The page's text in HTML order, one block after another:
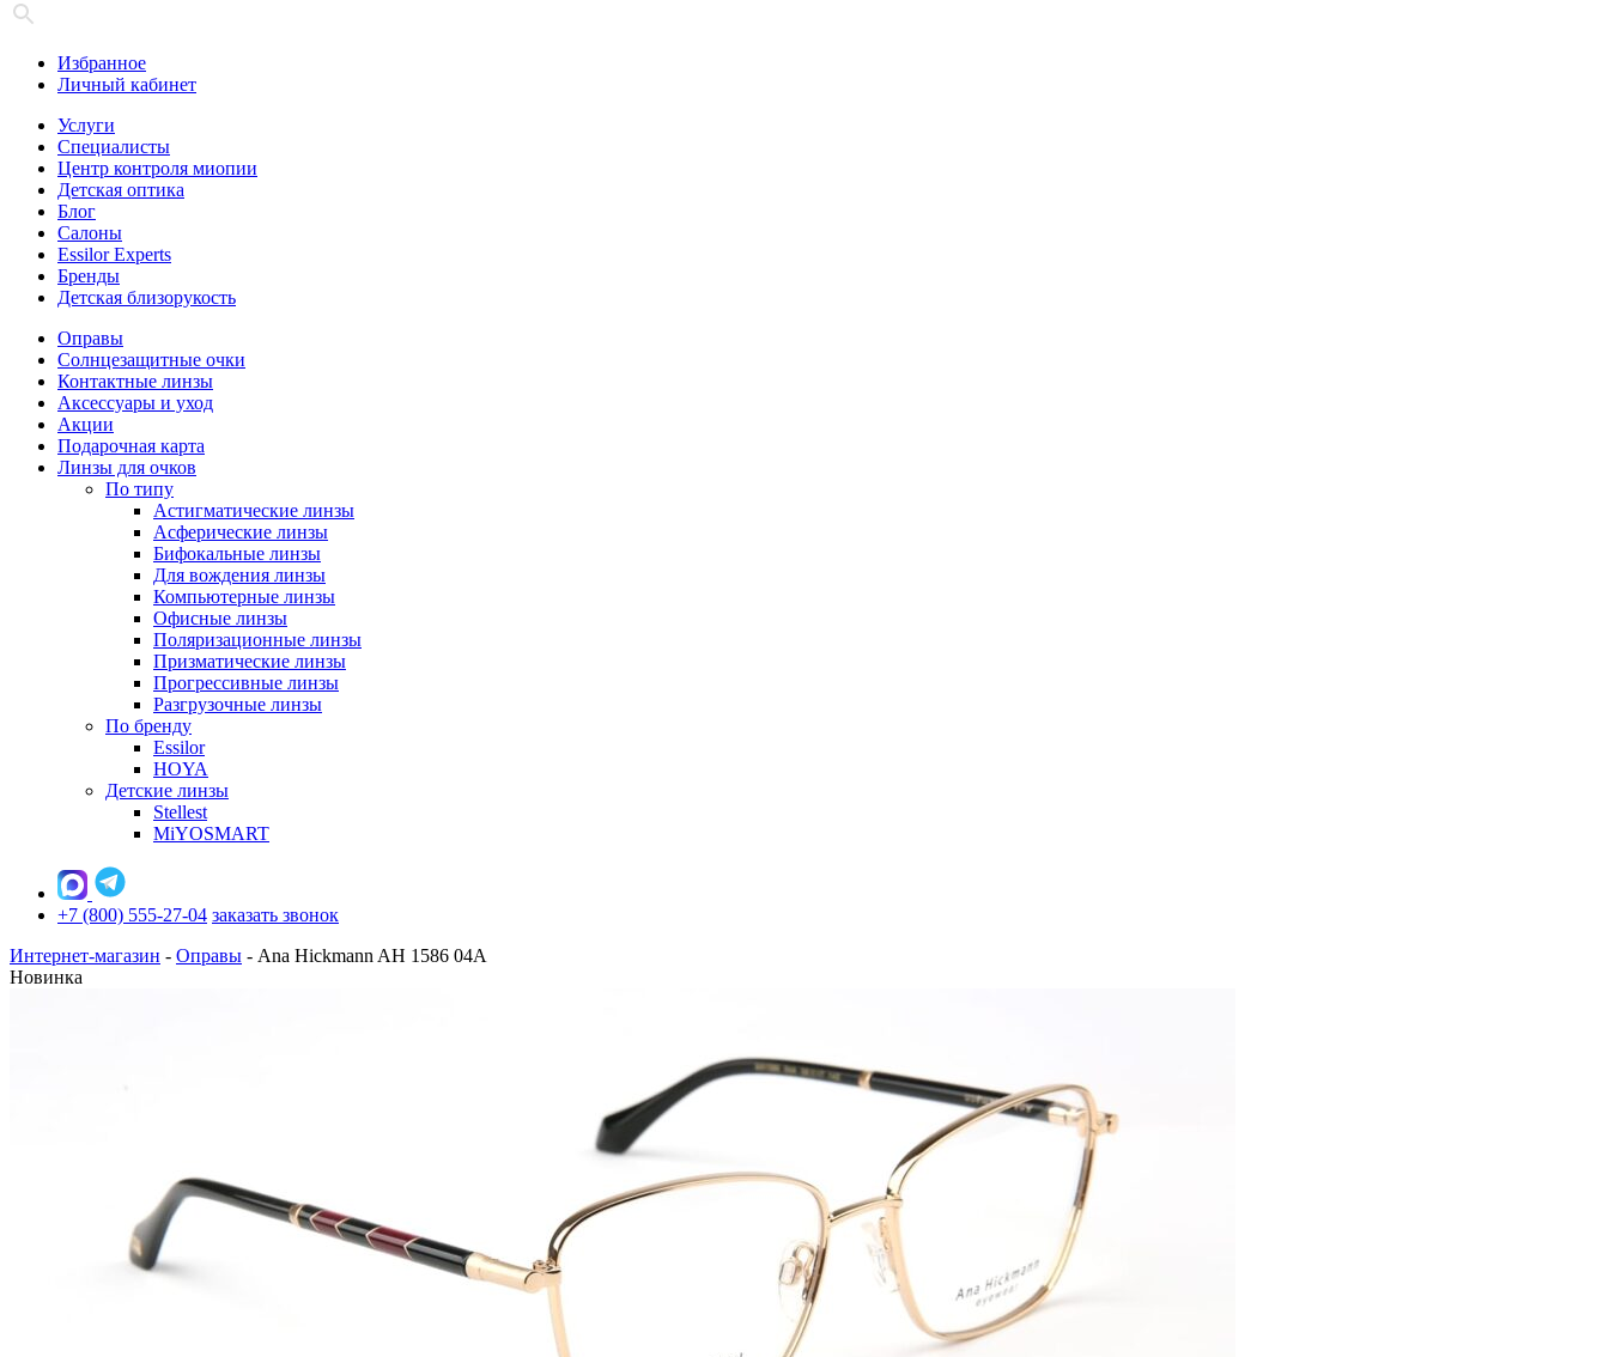
Избранное
Личный кабинет
Услуги
Специалисты
Центр контроля миопии
Детская оптика
Блог
Салоны
Essilor Experts
Бренды
Детская близорукость
Оправы
Солнцезащитные очки
Контактные линзы
Аксессуары и уход
Акции
Подарочная карта
Линзы для очков
По типу
Астигматические линзы
Асферические линзы
Бифокальные линзы
Для вождения линзы
Компьютерные линзы
Офисные линзы
Поляризационные линзы
Призматические линзы
Прогрессивные линзы
Разгрузочные линзы
По бренду
Essilor
HOYA
Детские линзы
Stellest
MiYOSMART
+7 (800) 555-27-04 заказать звонок
Интернет-магазин - Оправы - Ana Hickmann AH 1586 04A
Новинка